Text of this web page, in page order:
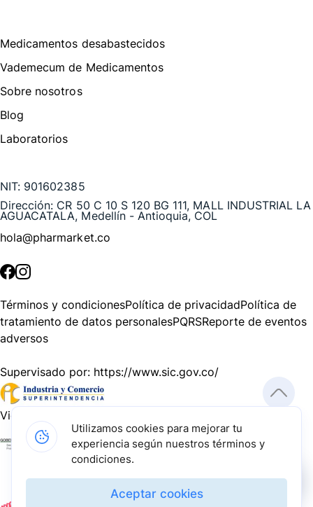
Medicamentos desabastecidos
Vademecum de Medicamentos
Sobre nosotros
Blog
Laboratorios
NIT: 901602385
Dirección: CR 50 C 10 S 120 BG 111, MALL INDUSTRIAL LA
AGUACATALA, Medellín - Antioquia, COL
hola@pharmarket.co
Términos y condicionesPolítica de privacidadPolítica de
tratamiento de datos personalesPQRSReporte de eventos
adversos
Supervisado por: https://www.sic.gov.co/
Vigilado por:
Gracias a nuestros impulsadores, podemos presentarte la
solución tecnológica más avanzada para resolver los
desafíos farmacéuticos de la actualidad.
Utilizamos cookies para mejorar tu
experiencia según nuestros términos y
condiciones.
Aceptar cookies